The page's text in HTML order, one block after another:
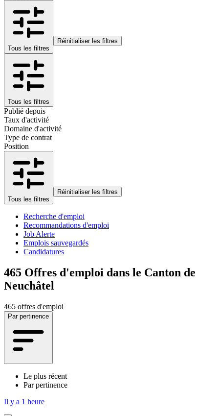
Tous les filtres
Réinitialiser les filtres
Tous les filtres
Publié depuis
Taux d'activité
Domaine d'activité
Type de contrat
Position
Tous les filtres
Réinitialiser les filtres
Recherche d'emploi
Recommandations d'emploi
Job Alerte
Emplois sauvegardés
Candidatures
465 Offres d'emploi dans le Canton de
Neuchâtel
465 offres d'emploi
Par pertinence
Le plus récent
Par pertinence
Il y a 1 heure